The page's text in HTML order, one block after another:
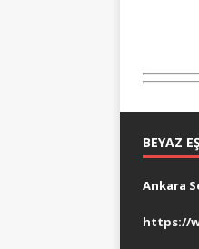
BEYAZ
Ankara
https://